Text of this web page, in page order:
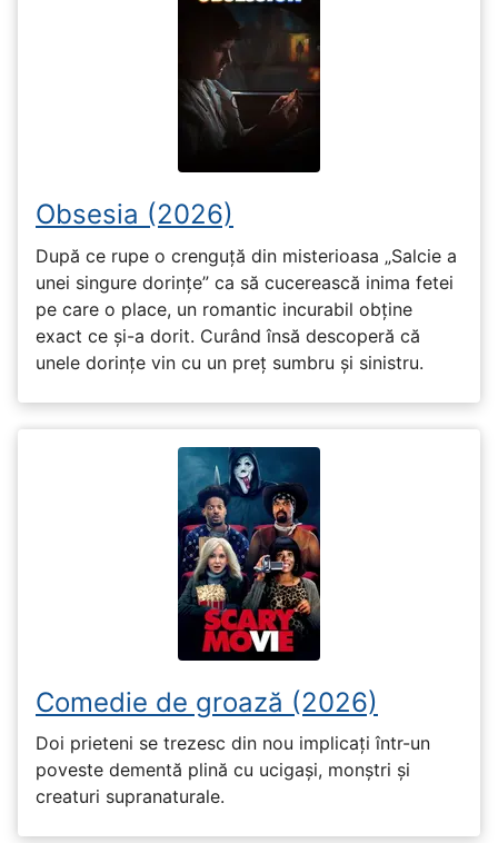
Obsesia (2026)
După ce rupe o crenguță din misterioasa „Salcie a
unei singure dorințe” ca să cucerească inima fetei
pe care o place, un romantic incurabil obține
exact ce și-a dorit. Curând însă descoperă că
unele dorințe vin cu un preț sumbru și sinistru.
Comedie de groază (2026)
Doi prieteni se trezesc din nou implicați într-un
poveste dementă plină cu ucigași, monștri și
creaturi supranaturale.